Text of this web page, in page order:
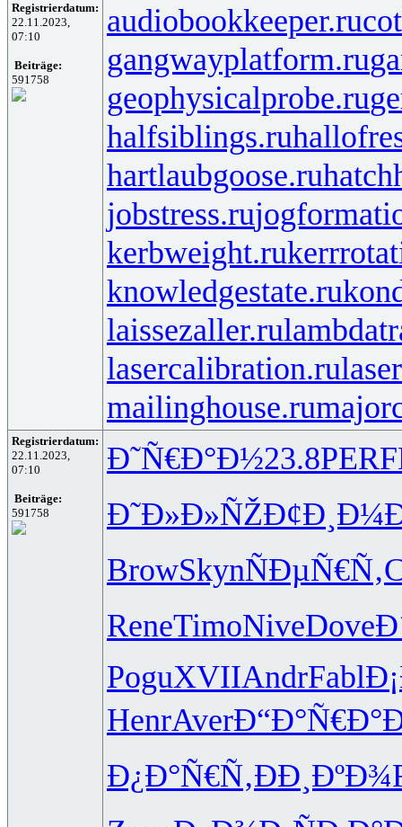
Registrierdatum:
22.11.2023,
07:10
Beiträge:
591758
audiobookkeeper.ru
gangwayplatform.ru
geophysicalprobe.ru
halfsiblings.ru
hartlaubgoose.ru
jobstress.ru
kerbweight.ru
knowledgestate.ru
laissezaller.ru
lasercalibration.ru
mailinghouse.ru
Registrierdatum:
22.11.2023,
07:10
Beiträge:
591758
Ð˜Ñ€Ð°Ð½23.8PERF
Ð˜Ð»Ð»ÑŽ
BrowSkynÑÐµÑ€Ñ‚
ReneTimoNiveDove
PoguXVIIAndrFabl
HenrAverÐ“Ð°Ñ€Ð°
Ð¿Ð°Ñ€Ñ‚ÐÐ¸ÐºÐ¾